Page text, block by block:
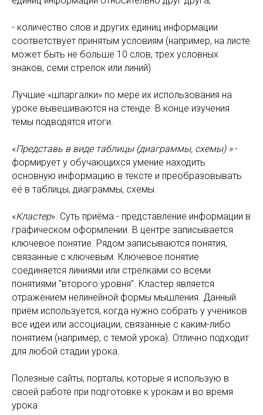
- количество слов и других единиц информации
соответствует принятым условиям (например, на листе
может быть не больше 10 слов, трех условных
знаков, семи стрелок или линий).
Лучшие «шпаргалки» по мере их использования на
уроке вывешиваются на стенде. В конце изучения
темы подводятся итоги.
«Представь в виде таблицы (диаграммы, схемы) »-
формирует у обучающихся умение находить
основную информацию в тексте и преобразовывать
её в таблицы, диаграммы, схемы.
«Кластер». Суть приёма - представление информации в
графическом оформлении. В центре записывается
ключевое понятие. Рядом записываются понятия,
связанные с ключевым. Ключевое понятие
соединяется линиями или стрелками со всеми
понятиями "второго уровня". Кластер является
отражением нелинейной формы мышления. Данный
приём используется, когда нужно собрать у учеников
все идеи или ассоциации, связанные с каким-либо
понятием (например, с темой урока). Отлично подходит
для любой стадии урока.
Полезные сайты, порталы, которые я использую в
своей работе при подготовке к урокам и во время
урока: